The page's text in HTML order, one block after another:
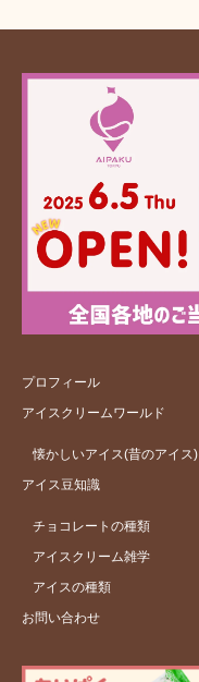
プロフィール
アイスクリームワールド
懐かしいアイス(昔のアイス)
アイス豆知識
チョコレートの種類
アイスクリーム雑学
アイスの種類
お問い合わせ